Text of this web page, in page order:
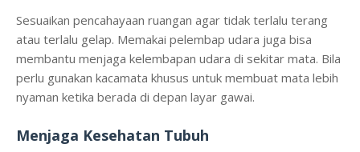
Sesuaikan pencahayaan ruangan agar tidak terlalu terang
atau terlalu gelap. Memakai pelembap udara juga bisa
membantu menjaga kelembapan udara di sekitar mata. Bila
perlu gunakan kacamata khusus untuk membuat mata lebih
nyaman ketika berada di depan layar gawai.
Menjaga Kesehatan Tubuh